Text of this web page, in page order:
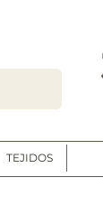
Online
TEJIDOS